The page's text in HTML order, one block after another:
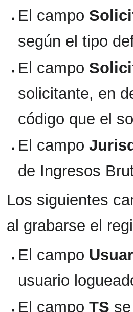
El campo
según el tipo
El campo
solicitante, en
código que el
El campo
de Ingresos
Los siguientes
al grabarse el
El campo
usuario
El campoTS